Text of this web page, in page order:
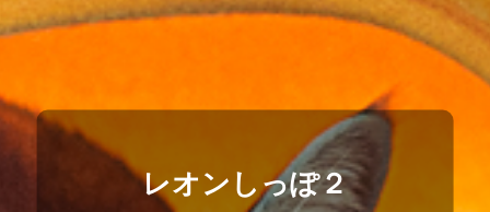
レオンしっぽ２